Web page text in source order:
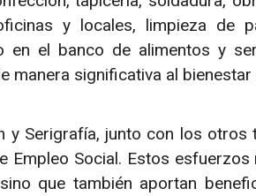
y locales, limpieza de
en el banco de alimentos y
manera significativa al
y Serigrafía, junto con los otros
Empleo Social. Estos
que también aportan